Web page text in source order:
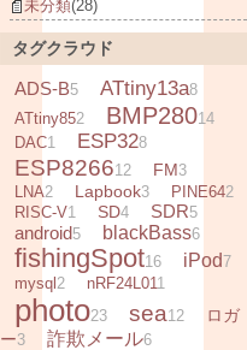
未分類(28)
タグクラウド
ADS-B5 ATtiny13a8
ATtiny852 BMP28014
DAC1 ESP328
ESP826612 FM3
LNA2 Lapbook3 PINE642
RISC-V1 SD4 SDR5
android5 blackBass6
fishingSpot16 iPod7
mysql 2 nRF24L011
photo23 sea12
ロガ
ー3 詐欺メール6